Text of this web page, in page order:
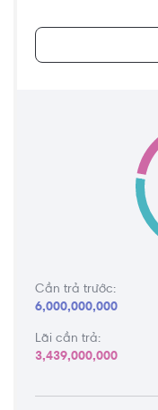
Cần trả trước:
6,000,000,000
Lãi cần trả:
3,439,000,000